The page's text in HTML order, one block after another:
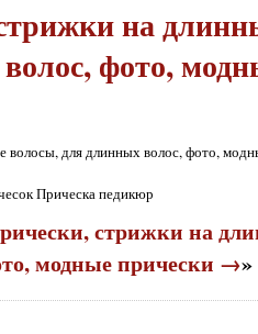
на
фото,
волосы, для длинных волос, фото,
Прическа педикюр
стрижки на
модные прически →»